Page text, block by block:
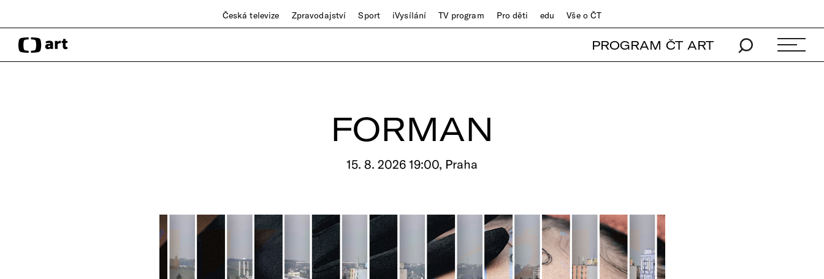
Česká televize Zpravodajství Sport iVysílání TV program Pro děti edu Vše o ČT
PROGRAM ČT ART
FORMAN
15. 8. 2026 19:00, Praha